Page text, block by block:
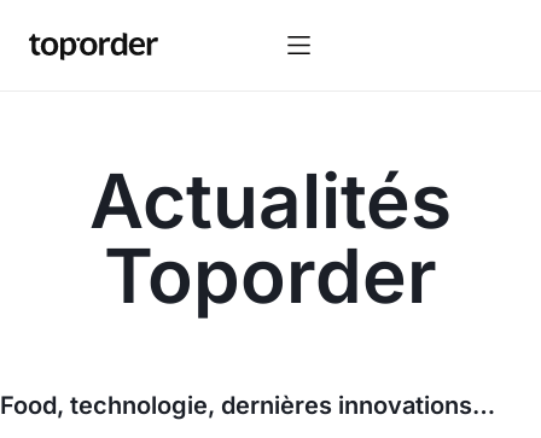
Actualités
Toporder
Food, technologie, dernières innovations…